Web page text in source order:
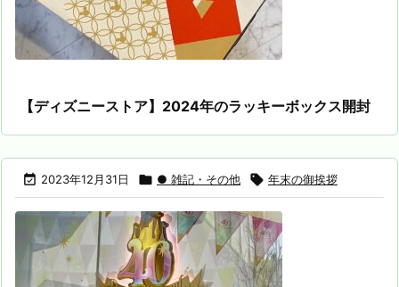
【ディズニーストア】2024年のラッキーボックス開封
 2023年12月31日  ● 雑記・その他  年末の御挨拶